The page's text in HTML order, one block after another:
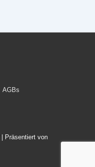
AGBs
| Präsentiert von